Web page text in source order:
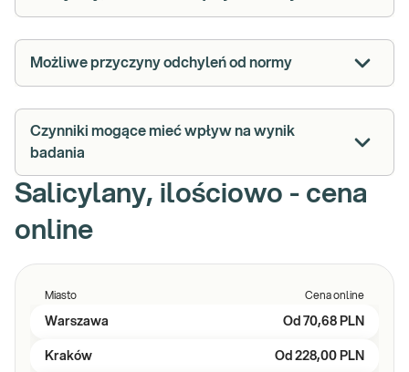
Możliwe przyczyny odchyleń od normy
Czynniki mogące mieć wpływ na wynik
badania
Salicylany, ilościowo - cena
online
Miasto Cena online
Warszawa Od 70,68 PLN
Kraków Od 228,00 PLN